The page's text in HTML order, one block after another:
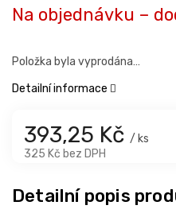
393,25 Kč / ks
325 Kč bez DPH
Na objednávku –
Položka byla vyprodána…
Detailní informace
Detailní popis